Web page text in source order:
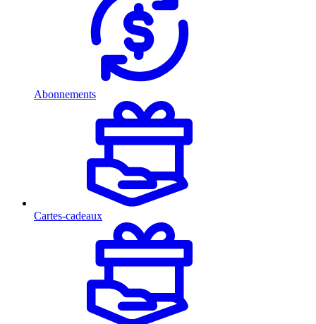
Abonnements
Cartes-cadeaux